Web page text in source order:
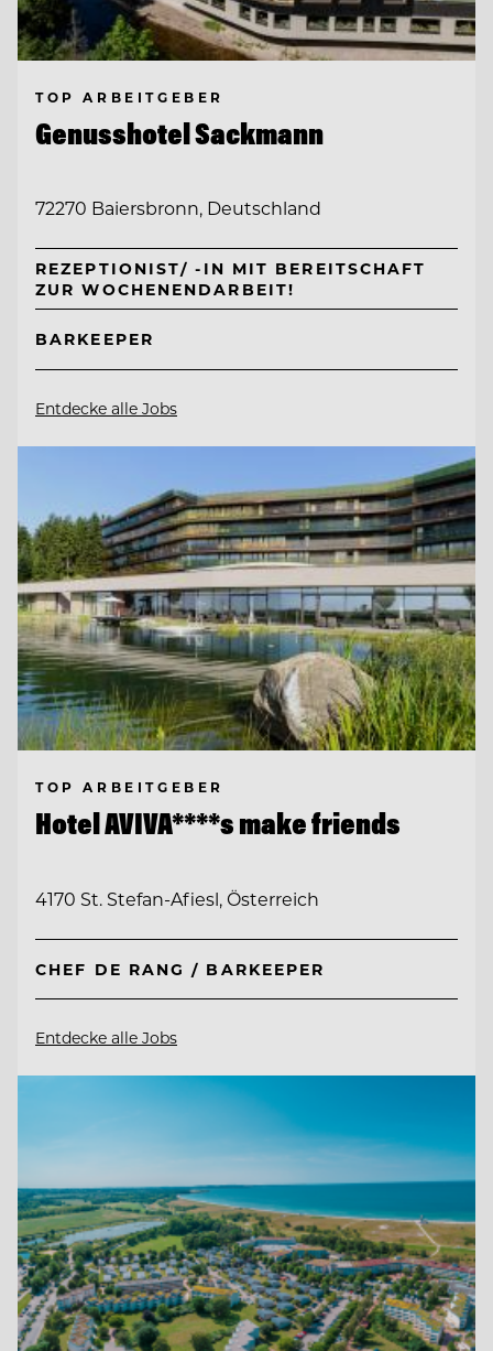
TOP ARBEITGEBER
Genusshotel Sackmann
72270 Baiersbronn, Deutschland
REZEPTIONIST/ -IN MIT BEREITSCHAFT
ZUR WOCHENENDARBEIT!
BARKEEPER
Entdecke alle Jobs
TOP ARBEITGEBER
Hotel AVIVA****s make friends
4170 St. Stefan-Afiesl, Österreich
CHEF DE RANG / BARKEEPER
Entdecke alle Jobs